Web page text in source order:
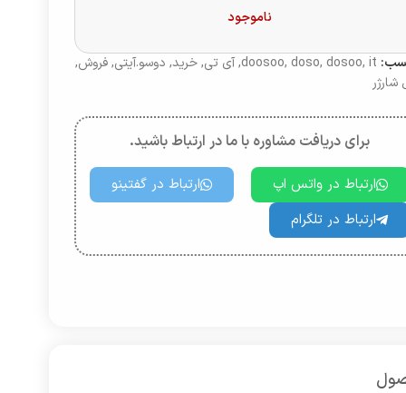
ناموجود
doosoo, doso, dosoo, it
, آی تی, خرید, دوسو.آیتی, فروش,
شارژر
برای دریافت مشاوره با ما در ارتباط باشید.
ارتباط در واتس اپ
ارتباط در گفتینو
ارتباط در تلگرام